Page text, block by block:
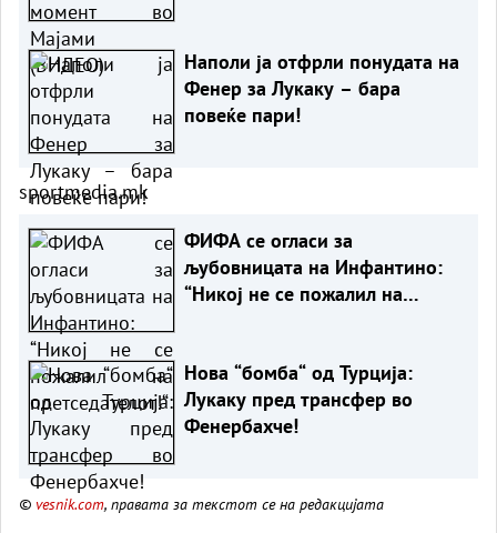
Наполи ја отфрли понудата на
Фенер за Лукаку – бара
повеќе пари!
sportmedia.mk
ФИФА се огласи за
љубовницата на Инфантино:
“Никој не се пожалил на
Нова “бомба“ од Турција:
Лукаку пред трансфер во
Фенербахче!
© vesnik.com, правата за текстот се на редакцијата